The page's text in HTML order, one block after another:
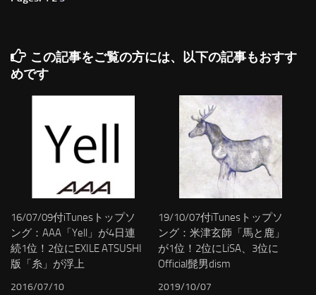
この記事をご覧の方には、以下の記事もおすす
めです
16/07/09付iTunesトップソ
ング：AAA「Yell」が4日連
続1位！2位にEXILE ATSUSHI
版「糸」が浮上
2016/07/10
19/10/07付iTunesトップソ
ング：米津玄師「馬と鹿」
が1位！2位にLiSA、3位に
Official髭男dism
2019/10/07